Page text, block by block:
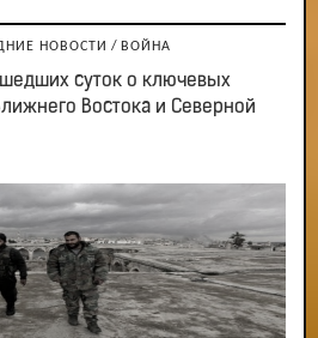
НОВОСТИ / ВОЙНА
суток о ключевых
Востока и Северной